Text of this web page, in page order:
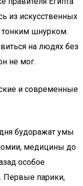
из искусственных
тонким шнурком.
на людях без
не мог.
и современные
будоражат умы
медицины до
особое
Первые парики,